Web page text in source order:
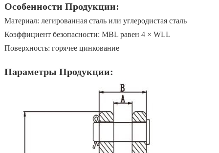
Особенности Продукции:
Материал: легированная сталь или углеродистая сталь
Коэффициент безопасности: MBL равен 4 × WLL
Поверхность: горячее цинкование
Параметры Продукции: